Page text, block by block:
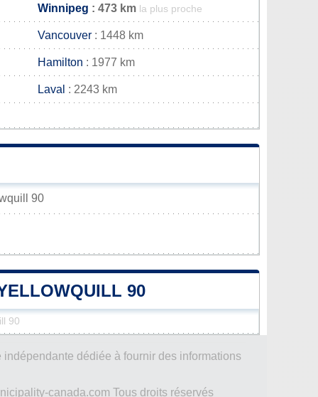
Winnipeg : 473 km la plus proche
Vancouver : 1448 km
Hamilton : 1977 km
Laval : 2243 km
90
90
90
dédiée à fournir des informations
canada.com Tous droits réservés